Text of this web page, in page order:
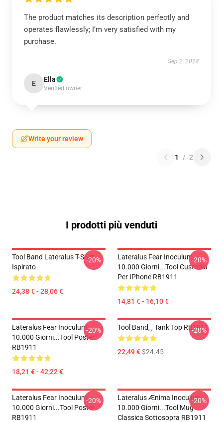
The product matches its description perfectly and
operates flawlessly; I’m very satisfied with my
purchase.
Sep 2, 2024
E Ella
Verified owner
Write your review
1 / 2
I prodotti più venduti
Tool Band Lateralus T-Shirt
Ispirato
24,38 € - 28,06 €
-20%
Lateralus Fear Inoculum
10.000 Giorni...tool Custodia
Per IPhone RB1911
14,81 € - 16,10 €
-20%
Lateralus Fear Inoculum
10.000 Giorni...tool Poster
RB1911
18,21 € - 42,22 €
-20% Tool Band, , Tank Top RB1911
22,49 €$24.45
-20%
Lateralus Fear Inoculum
10.000 Giorni...tool Poster
RB1911
-20%
Lateralus Ænima Inoculum
10.000 Giorni...tool Mug
Classica Sottosopra RB1911
-20%